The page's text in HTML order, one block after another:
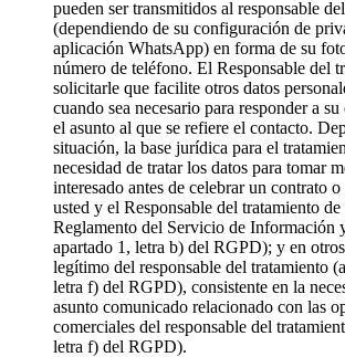
pueden ser transmitidos al responsable
(dependiendo de su configuración de
aplicación WhatsApp) en forma de su
número de teléfono. El Responsable del
solicitarle que facilite otros datos
cuando sea necesario para responder a
el asunto al que se refiere el contacto.
situación, la base jurídica para el
necesidad de tratar los datos para tomar
interesado antes de celebrar un contrato
usted y el Responsable del tratamiento
Reglamento del Servicio de Información
apartado 1, letra b) del RGPD); y en
legítimo del responsable del tratamiento
letra f) del RGPD), consistente en la
asunto comunicado relacionado con las
comerciales del responsable del
letra f) del RGPD).